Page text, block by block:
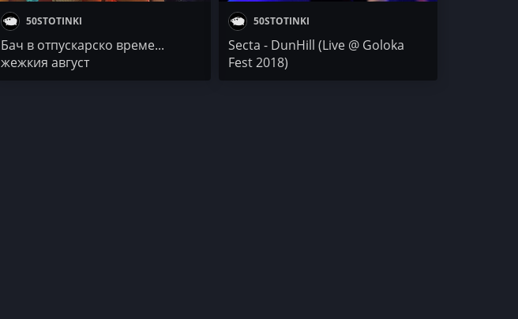
50STOTINKI
Бач в отпускарско време...
жежкия август
50STOTINKI
Secta - DunHill (Live @ Goloka
Fest 2018)